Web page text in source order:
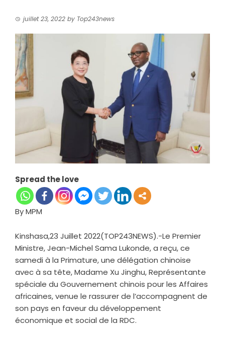
juillet 23, 2022 by Top243news
Spread the love
By MPM
Kinshasa,23 Juillet 2022(TOP243NEWS).-Le Premier
Ministre, Jean-Michel Sama Lukonde, a reçu, ce
samedi à la Primature, une délégation chinoise
avec à sa tête, Madame Xu Jinghu, Représentante
spéciale du Gouvernement chinois pour les Affaires
africaines, venue le rassurer de l’accompagnent de
son pays en faveur du développement
économique et social de la RDC.